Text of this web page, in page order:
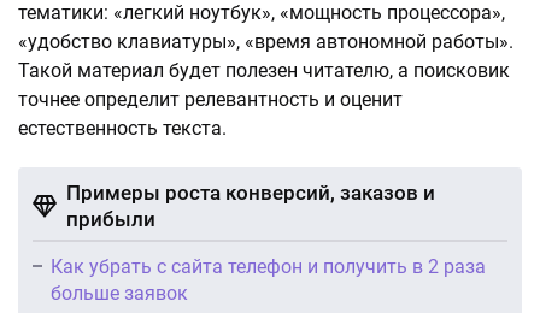
тематики: «легкий ноутбук», «мощность процессора»,
«удобство клавиатуры», «время автономной работы».
Такой материал будет полезен читателю, а поисковик
точнее определит релевантность и оценит
естественность текста.
Примеры роста конверсий, заказов и
прибыли
Как убрать с сайта телефон и получить в 2 раза
больше заявок